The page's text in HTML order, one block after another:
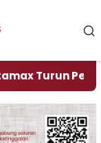
Turun Per Hari